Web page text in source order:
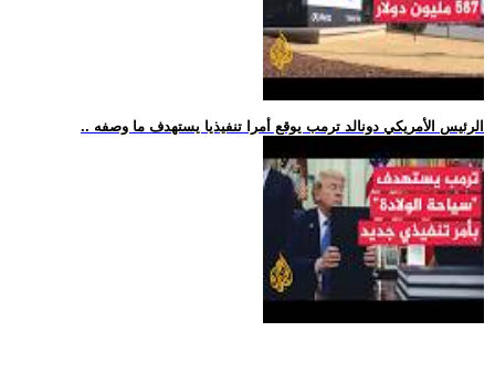
.. الرئيس الأمريكي دونالد ترمب يوقع أمرا تنفيذيا يستهدف ما وصفه